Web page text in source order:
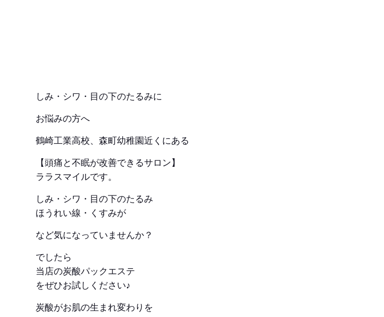
しみ・シワ・目の下のたるみに
お悩みの方へ
鶴崎工業高校、森町幼稚園近くにある
【頭痛と不眠が改善できるサロン】
ララスマイルです。
しみ・シワ・目の下のたるみ
ほうれい線・くすみが
など気になっていませんか？
でしたら
当店の炭酸パックエステ
をぜひお試しください♪
炭酸がお肌の生まれ変わりを